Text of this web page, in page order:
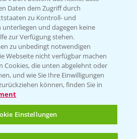
Sie uns
Daten dem Zugriff durch
zu Kontroll- und
unterliegen und dagegen keine
zur Verfügung stehen.
zu unbedingt notwendigen
Webseite nicht verfügbar machen
Cookies, die unten abgelehnt oder
und wie Sie Ihre Einwilligungen
können, finden Sie in
Einstellungen